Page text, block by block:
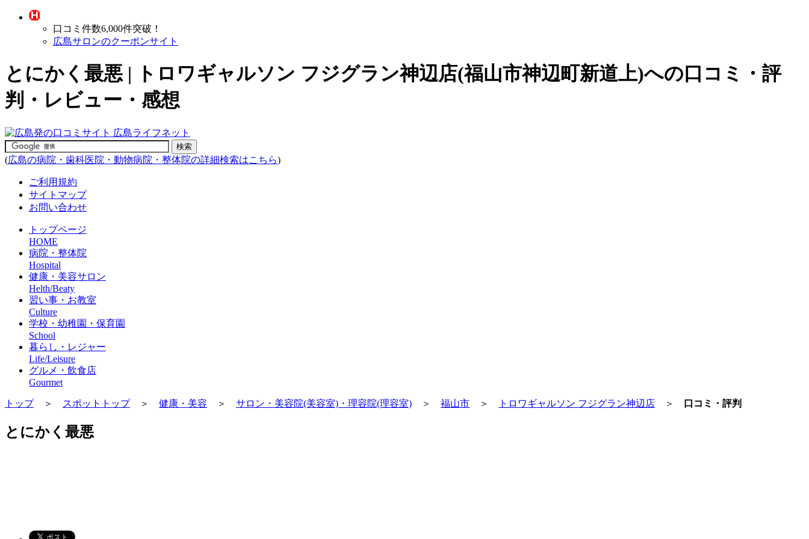
口コミ件数6,000件突破！
広島サロンのクーポンサイト
とにかく最悪 | トロワギャルソン フジグラン神辺店(福山市神辺町新道上)への口コミ・評
判・レビュー・感想
(広島の病院・歯科医院・動物病院・整体院の詳細検索はこちら)
ご利用規約
サイトマップ
お問い合わせ
トップページ
HOME
病院・整体院
Hospital
健康・美容サロン
Helth/Beaty
習い事・お教室
Culture
学校・幼稚園・保育園
School
暮らし・レジャー
Life/Leisure
グルメ・飲食店
Gourmet
トップ＞ スポットトップ＞ 健康・美容 ＞ サロン・美容院(美容室)・理容院(理容室) ＞ 福山市 ＞ トロワギャルソン フジグラン神辺店 ＞ 口コミ・評判
とにかく最悪